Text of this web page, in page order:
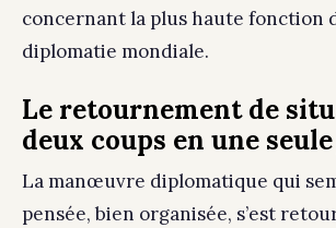
concernant la plus haute fonction
diplomatie mondiale.
Le retournement de
deux coups en une
La manœuvre diplomatique qui
pensée, bien organisée, s’est